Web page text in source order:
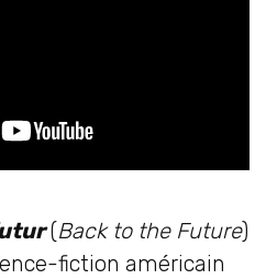
(Back to the Future)
fiction américain